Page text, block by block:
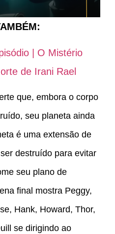
| O Mistério
de Irani Rael
que, embora o corpo
seu planeta ainda
é uma extensão de
destruído para evitar
seu plano de
final mostra Peggy,
Hank, Howard, Thor,
se dirigindo ao